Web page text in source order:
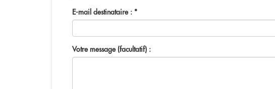
E-mail destinataire : *
Votre message (facultatif) :